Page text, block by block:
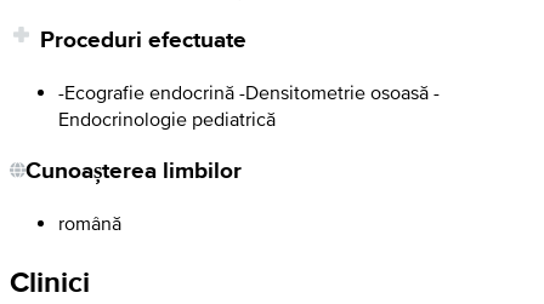
Proceduri efectuate
-Ecografie endocrină -Densitometrie osoasă -
Endocrinologie pediatrică
Cunoașterea limbilor
română
Clinici